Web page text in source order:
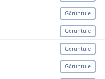
Görüntüle
Görüntüle
Görüntüle
Görüntüle